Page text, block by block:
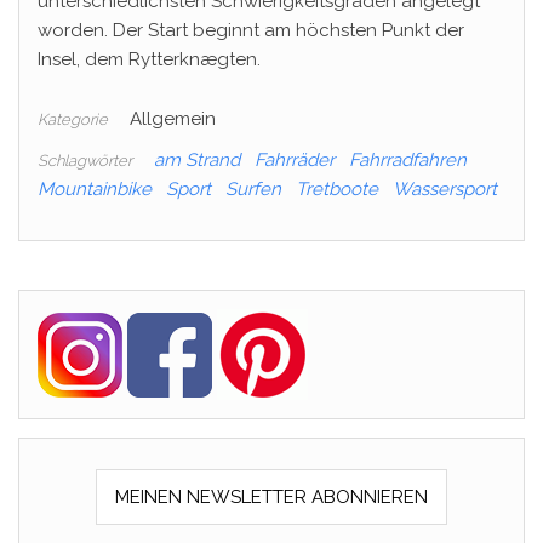
worden. Der Start beginnt am höchsten Punkt der
Insel, dem Rytterknægten.
Kategorie Allgemein
Schlagwörter am Strand Fahrräder
Fahrradfahren
Mountainbike
Sport Surfen Tretboote Wassersport
MEINEN NEWSLETTER ABONNIEREN